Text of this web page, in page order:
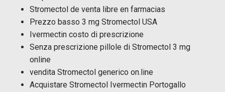
Stromectol de venta libre en farmacias
Prezzo basso 3 mg Stromectol USA
Ivermectin costo di prescrizione
Senza prescrizione pillole di Stromectol 3 mg
online
vendita Stromectol generico on.line
Acquistare Stromectol Ivermectin Portogallo